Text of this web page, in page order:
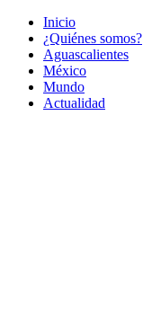
Inicio
¿Quiénes somos?
Aguascalientes
México
Mundo
Actualidad